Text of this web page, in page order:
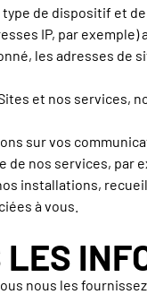
de dispositif et
IP, par
les adresses de
et nos services,
sur vos
de nos services,
installations,
à vous.
nous les